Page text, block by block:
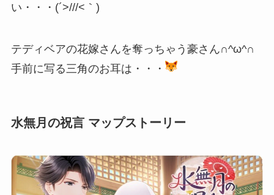
い・・・(´>///<｀)
テディベアの花嫁さんを奪っちゃう豪さん∩^ω^∩
手前に写る三角のお耳は・・・
水無月の祝言 マップストーリー